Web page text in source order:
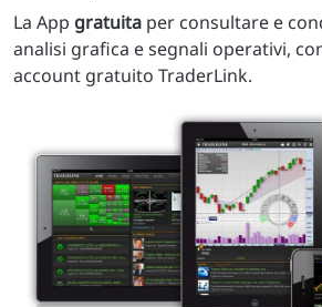
La App gratuita per consultare e
analisi grafica e segnali operativi,
account gratuito TraderLink.